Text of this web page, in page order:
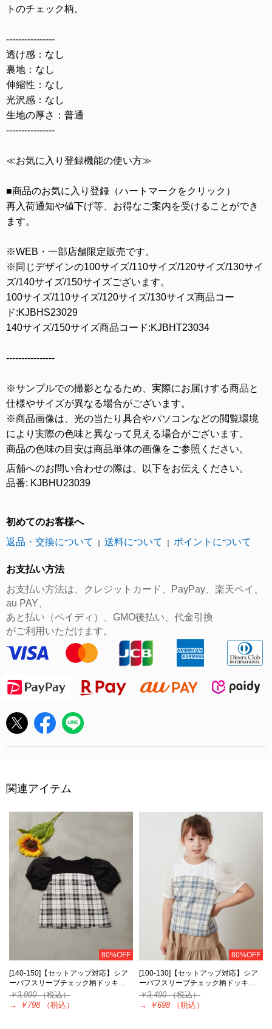
トのチェック柄。
----------------
透け感：なし
裏地：なし
伸縮性：なし
光沢感：なし
生地の厚さ：普通
----------------
≪お気に入り登録機能の使い方≫
■商品のお気に入り登録（ハートマークをクリック）
再入荷通知や値下げ等、お得なご案内を受けることができ
ます。
※WEB・一部店舗限定販売です。
※同じデザインの100サイズ/110サイズ/120サイズ/130サイ
ズ/140サイズ/150サイズございます。
100サイズ/110サイズ/120サイズ/130サイズ商品コー
ド:KJBHS23029
140サイズ/150サイズ商品コード:KJBHT23034
----------------
※サンプルでの撮影となるため、実際にお届けする商品と
仕様やサイズが異なる場合がございます。
※商品画像は、光の当たり具合やパソコンなどの閲覧環境
により実際の色味と異なって見える場合がございます。
商品の色味の目安は商品単体の画像をご参照ください。
店舗へのお問い合わせの際は、以下をお伝えください。
品番: KJBHU23039
初めてのお客様へ
返品・交換について
送料について ポイントについて
お支払い方法
お支払い方法は、クレジットカード、PayPay、楽天ペイ、
au PAY、
あと払い（ペイディ）、GMO後払い、代金引換
がご利用いただけます。
関連アイテム
80%OFF
[140-150]【セットアップ対応】シア
ーパフスリーブチェック柄ドッキ…
￥3,990（税込）
→
￥798 （税込）
80%OFF
[100-130]【セットアップ対応】シア
ーパフスリーブチェック柄ドッキ…
￥3,490（税込）
→
￥698 （税込）